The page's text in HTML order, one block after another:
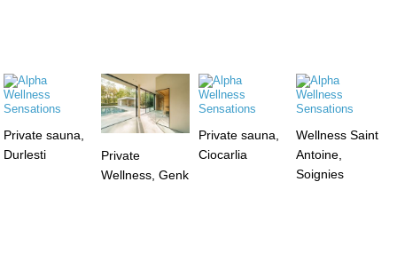
Private sauna,
Durlesti
Private
Wellness, Genk
Private sauna,
Ciocarlia
Wellness Saint
Antoine,
Soignies